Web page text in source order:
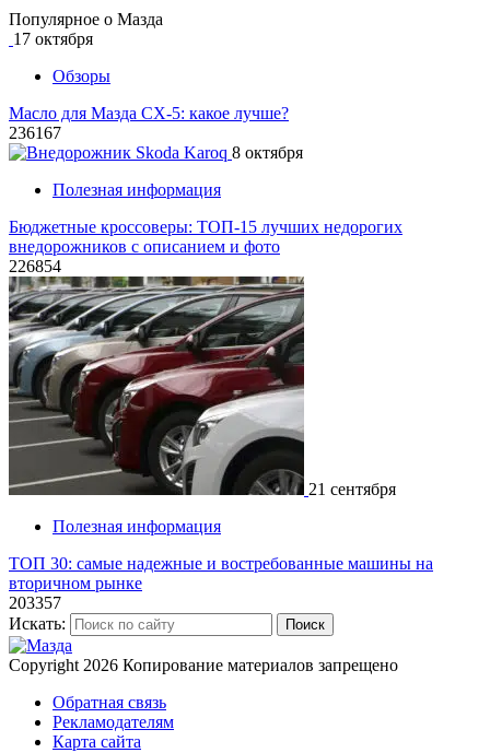
Популярное о Мазда
17 октября
Обзоры
Масло для Мазда СХ-5: какое лучше?
236167
8 октября
Полезная информация
Бюджетные кроссоверы: ТОП-15 лучших недорогих
внедорожников с описанием и фото
226854
21 сентября
Полезная информация
ТОП 30: самые надежные и востребованные машины на
вторичном рынке
203357
Искать:
Поиск
Copyright 2026 Копирование материалов запрещено
Обратная связь
Рекламодателям
Карта сайта